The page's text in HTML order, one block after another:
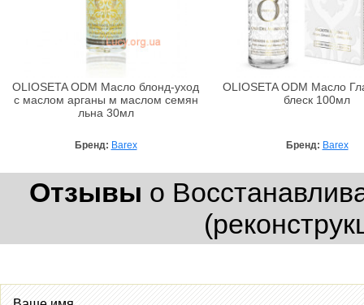
OLIOSETA ODM Масло блонд-уход
с маслом арганы м маслом семян
льна 30мл
Бренд: Barex
OLIOSETA ODM Масло
блеск 100мл
Бренд: Barex
Отзывы о